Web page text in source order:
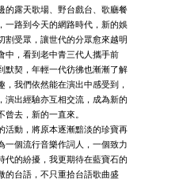
的露天歌場、野台戲台、歌廳餐
一路到今天的網路時代，新的娛
割受眾，讓世代的分眾愈來越明
中，看到老中青三代人攜手前
默契，年輕一代彷彿也漸漸了解
我們依然能在演出中感受到，
演出經驗亦互相交流，成為新的
去，新的一直來。
活動，將原本逐漸黯淡的珍寶再
一個流行音樂作詞人，一個致力
代的紛擾，我更期待在藍寶石的
的台語，不只重拾台語歌曲盛